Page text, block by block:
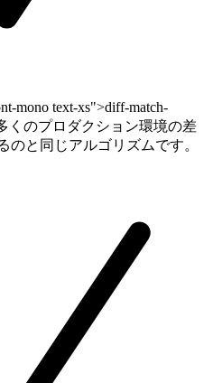
mono text-xs">diff-match-
くのプロダクション環境の差
のと同じアルゴリズムです。